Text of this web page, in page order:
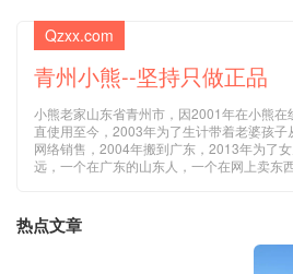
Qzxx.com
青州小熊--坚持只做正品
小熊老家山东省青州市，因2001年在小熊
直使用至今，2003年为了生计带着老婆孩
网络销售，2004年搬到广东，2013年为了
远，一个在广东的山东人，一个在网上卖东
热点文章